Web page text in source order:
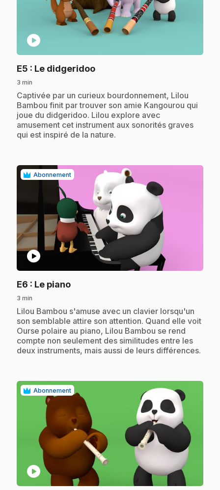
play_circle
E5 : Le didgeridoo.
3 min
.Captivée par un curieux bourdonnement, Lilou
Bambou finit par trouver son amie Kangourou qui
joue du didgeridoo. Lilou explore avec
amusement cet instrument aux sonorités graves
qui est inspiré de la nature.
Abonnement
play_circle
E6 : Le piano.
3 min
.Lilou Bambou s'amuse avec un clavier lorsqu'un
son semblable attire son attention. Quand elle voit
Ourse polaire au piano, Lilou Bambou se rend
compte non seulement des similitudes entre les
deux instruments, mais aussi de leurs différences.
Abonnement
play_circle